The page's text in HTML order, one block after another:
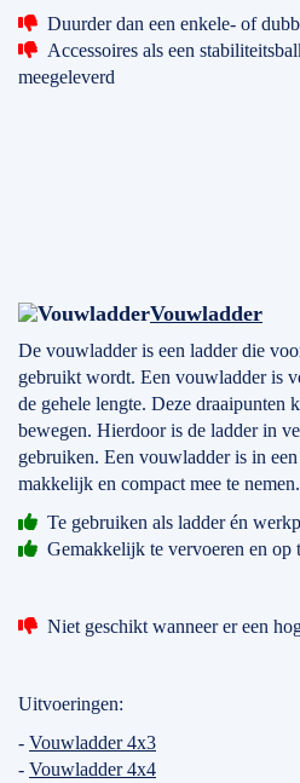
Duurder dan een enkele- of
Accessoires als een
meegeleverd
Vouwladder
De vouwladder is een ladder die
gebruikt wordt. Een vouwladder is
de gehele lengte. Deze draaipunten
bewegen. Hierdoor is de ladder in
gebruiken. Een vouwladder is in
makkelijk en compact mee te nemen.
Te gebruiken als ladder én
Gemakkelijk te vervoeren en op
Niet geschikt wanneer er een
Uitvoeringen:
- Vouwladder 4x3
- Vouwladder 4x4